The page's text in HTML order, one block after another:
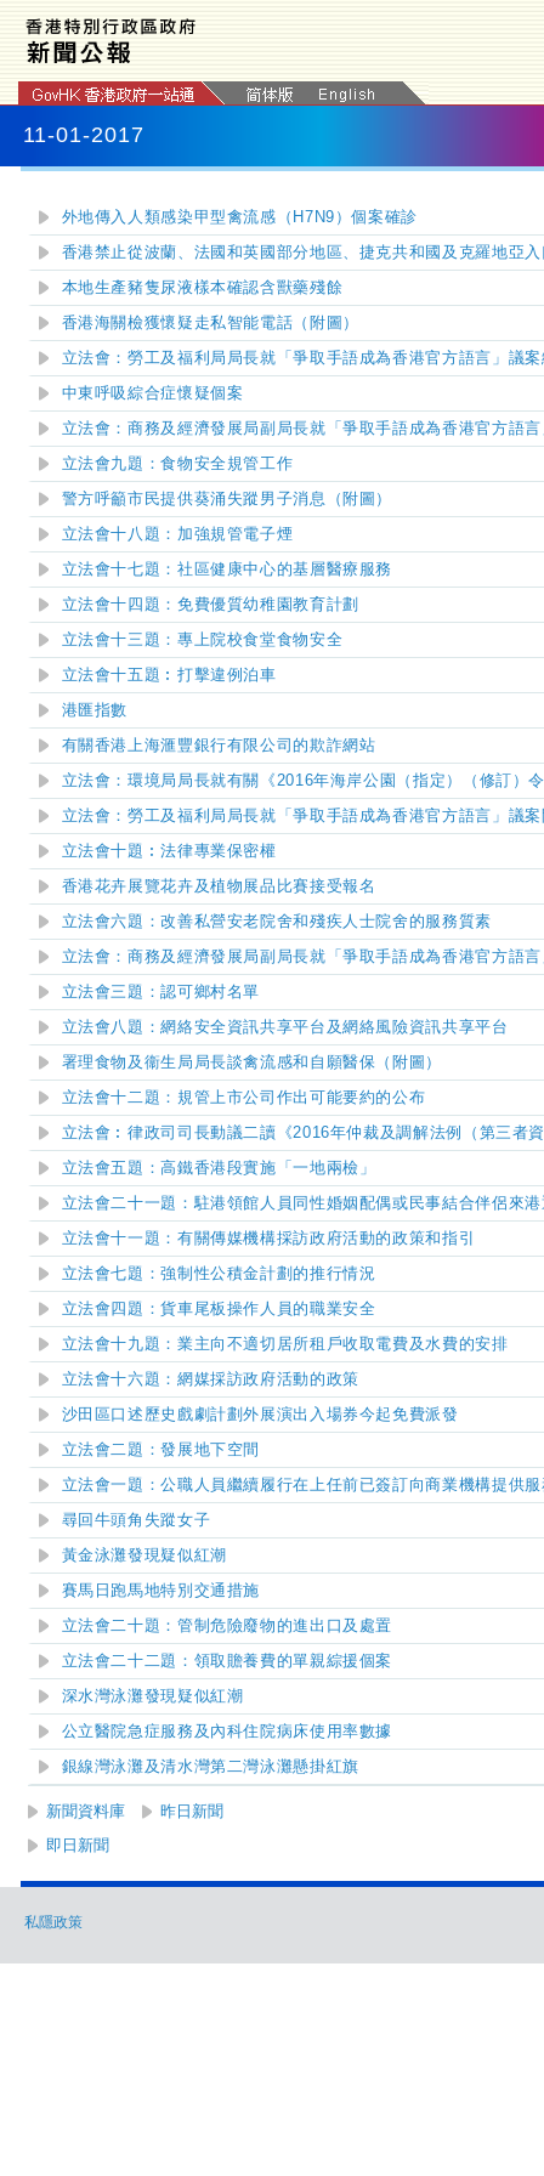
11-01-2017
外地傳入人類感染甲型禽流感（H7N9）個案確診
香港禁止從波蘭、法國和英國部分地區、捷克共和國及克羅地亞
本地生產豬隻尿液樣本確認含獸藥殘餘
香港海關檢獲懷疑走私智能電話（附圖）
立法會：勞工及福利局局長就「爭取手語成為香港官方語言」議
中東呼吸綜合症懷疑個案
立法會：商務及經濟發展局副局長就「爭取手語成為香港官方語
立法會九題：食物安全規管工作
警方呼籲市民提供葵涌失蹤男子消息（附圖）
立法會十八 題：加強規管電子煙
立法會十七題：社區健康中心的基層醫療服務
立法會十四題：免費優質幼稚園教育計劃
立法會十三題：專上院校食堂食物安全
立法會十五題︰打擊違例泊車
港匯指數
有關香港上海滙豐銀行有限公司的欺詐網站
立法會：環境局局長就有關《2016年海岸公園（指定）（修訂）
立法會：勞工及福利局局長就「爭取手語成為香港官方語言」議
立法會十題︰法律專業保密權
香港花卉展覽花卉及植物展品比賽接受報名
立法會六題：改善私營安老院舍和殘疾人士院舍的服務質素
立法會：商務及經濟發展局副局長就「爭取手語成為香港官方語
立法會三題：認可鄉村名單
立法會八題：網絡安全資訊共享平台及網絡風險資訊共享平台
署理食物及衞生局局長談禽流感和自願醫保（附圖）
立法會十二題：規管上市公司作出可能要約的公布
立法會︰​律政司司長動議二讀《2016年仲裁及調解法例（第三者
立法會五題：高鐵香港段實施「一地兩檢」
立法會二十一題：駐港領館人員同性婚姻配偶或民事結合伴侶來
立法會十一題：有關傳媒機構採訪政府活動的政策和指引
立法會七題：強制性公積金計劃的推行情況
立法會四題：貨車尾板操作人員的職業安全
立法會十九題：業主向不適切居所租戶收取電費及水費的安排
立法會十六題：網媒採訪政府活動的政策
沙田區口述歷史戲劇計劃外展演出入場券今起免費派發
立法會二題：發展地下空間
立法會一題：公職人員繼續履行在上任前已簽訂向商業機構提供
尋回牛頭角失蹤女子
黃金泳灘發現疑似紅潮
賽馬日跑馬地特別交通措施
立法會二十題：管制危險廢物的進出口及處置
立法會二十二題：領取贍養費的單親綜援個案
深水灣泳灘發現疑似紅潮
公立醫院急症服務及內科住院病床使用率數據
銀線灣泳灘及清水灣第二灣泳灘懸掛紅旗
新聞資料庫
昨日新聞
即日新聞
私隱政策